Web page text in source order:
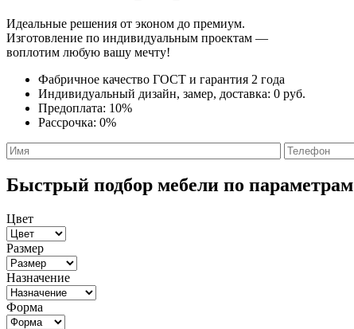
Идеальные решения от эконом до премиум.
Изготовление по индивидуальным проектам —
воплотим любую вашу мечту!
Фабричное качество ГОСТ и гарантия 2 года
Индивидуальный дизайн, замер, доставка: 0 руб.
Предоплата: 10%
Рассрочка: 0%
Быстрый подбор мебели по параметрам
Цвет
Размер
Назначение
Форма